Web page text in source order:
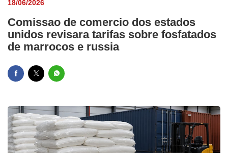
18/06/2026
Comissao de comercio dos estados
unidos revisara tarifas sobre fosfatados
de marrocos e russia